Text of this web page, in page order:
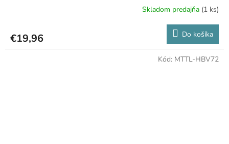
Skladom predajňa (1 ks)
€19,96 Do košíka
Kód: MTTL-HBV72